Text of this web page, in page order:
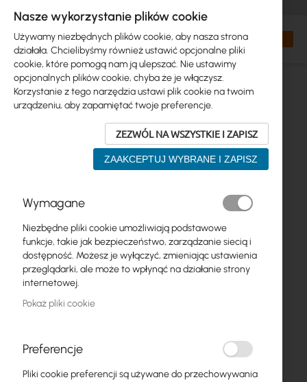
Search
Mój
Przejdź
koniec
galerii
Nasze wykorzystanie plików cookie
Używamy niezbędnych plików cookie, aby nasza strona
działała. Chcielibyśmy również ustawić opcjonalne pliki
cookie, które pomogą nam ją ulepszać. Nie ustawimy
opcjonalnych plików cookie, chyba że je włączysz.
Korzystanie z tego narzędzia ustawi plik cookie na twoim
urządzeniu, aby zapamiętać twoje preferencje.
ZEZWÓL NA WSZYSTKIE I ZAPISZ
ZAAKCEPTUJ WYBRANE I ZAPISZ
Wymagane
Niezbędne pliki cookie umożliwiają podstawowe
funkcje, takie jak bezpieczeństwo, zarządzanie siecią i
dostępność. Możesz je wyłączyć, zmieniając ustawienia
przeglądarki, ale może to wpłynąć na działanie strony
internetowej.
Pokaż pliki cookie
Preferencje
Pliki cookie preferencji są używane do przechowywania